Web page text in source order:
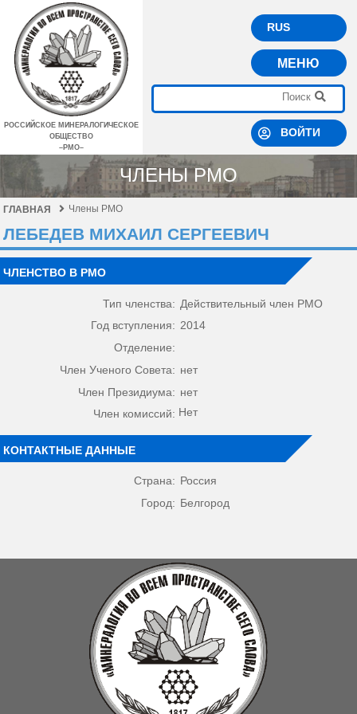
РОССИЙСКОЕ МИНЕРАЛОГИЧЕСКОЕ
ОБЩЕСТВО
–РМО–
RUS
МЕНЮ
ВОЙТИ
ЧЛЕНЫ РМО
ГЛАВНАЯ Члены РМО
ЛЕБЕДЕВ МИХАИЛ СЕРГЕЕВИЧ
ЧЛЕНСТВО В РМО
Тип членства: Действительный член РМО
Год вступления: 2014
Отделение:
Член Ученого Совета: нет
Член Президиума: нет
Член комиссий: Нет
КОНТАКТНЫЕ ДАННЫЕ
Страна: Россия
Город: Белгород